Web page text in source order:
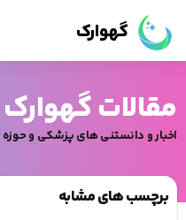
گهوارک
مقالات گهوارک
اخبار و دانستنی های پزشکی و
برچسب های مشابه